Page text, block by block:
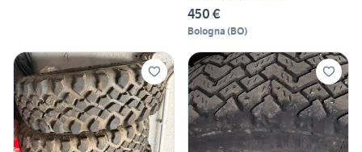
450 €
Bologna (BO)